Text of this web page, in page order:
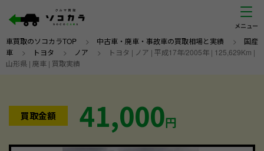
車買取のソコカラTOP > 中古車・廃車・事故車の買取相場と実績 > 国産
車 > トヨタ > ノア >
トヨタ | ノア | 平成17年/2005年 | 125,629Km |
山形県 | 廃車 | 買取実績
買取金額 41,000円